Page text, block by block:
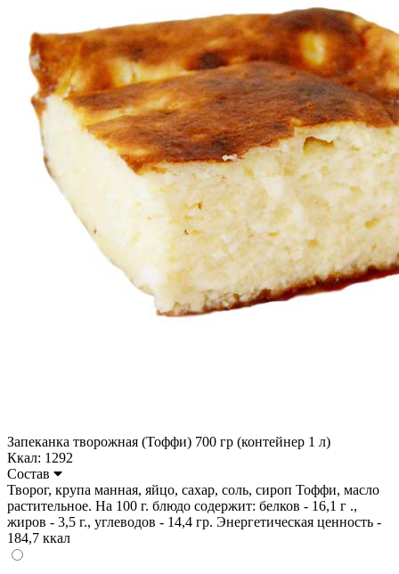
Запеканка творожная (Тоффи) 700 гр (контейнер 1 л)
Ккал: 1292
Состав
Творог, крупа манная, яйцо, сахар, соль, сироп Тоффи, масло
растительное. На 100 г. блюдо содержит: белков - 16,1 г .,
жиров - 3,5 г., углеводов - 14,4 гр. Энергетическая ценность -
184,7 ккал